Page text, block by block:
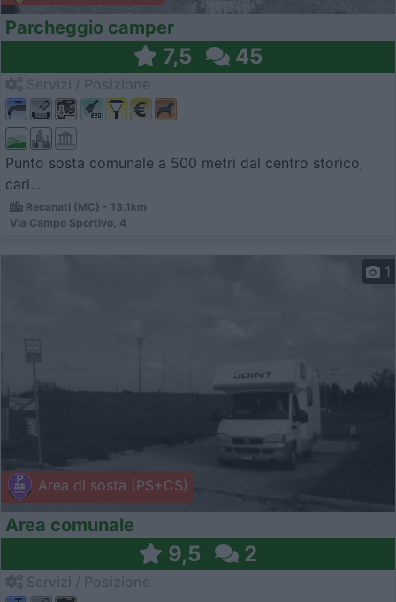
Parcheggio camper
7,5 45
Punto sosta comunale a 500 metri dal centro storico,
cari...
Recanati (MC) - 13.1km
Via Campo Sportivo, 4
Area di sosta (PS+CS)
1
Area comunale
9,5 2